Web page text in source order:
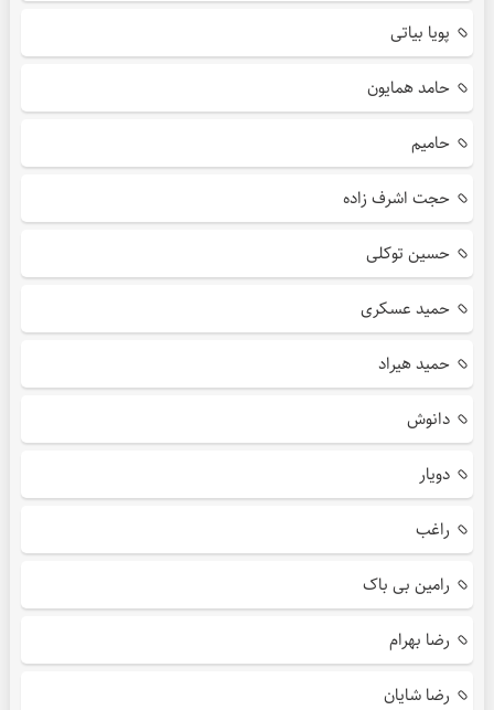
پویا بیاتی
حامد همایون
حامیم
حجت اشرف زاده
حسین توکلی
حمید عسکری
حمید هیراد
دانوش
دویار
راغب
رامین بی باک
رضا بهرام
رضا شایان